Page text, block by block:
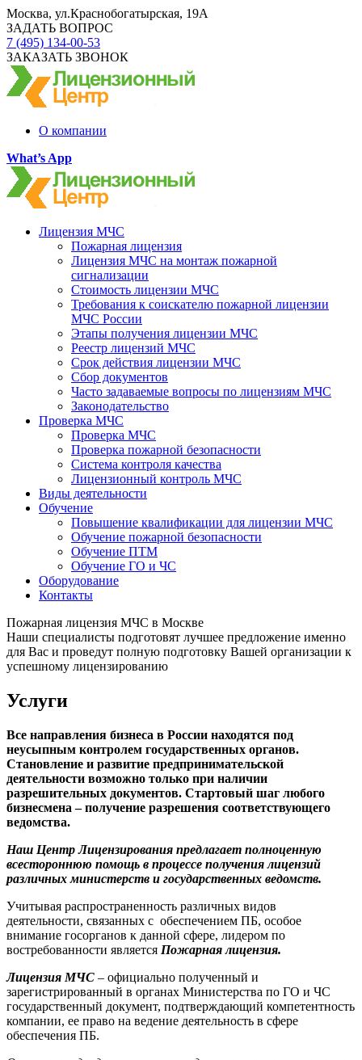
Москва, ул.Краснобогатырская, 19А
ЗАДАТЬ ВОПРОС
7 (495) 134-00-53
ЗАКАЗАТЬ ЗВОНОК
О компании
What’s App
Лицензия МЧС
Пожарная лицензия
Лицензия МЧС на монтаж пожарной
сигнализации
Стоимость лицензии МЧС
Требования к соискателю пожарной лицензии
МЧС России
Этапы получения лицензии МЧС
Реестр лицензий МЧС
Срок действия лицензии МЧС
Сбор документов
Часто задаваемые вопросы по лицензиям МЧС
Законодательство
Проверка МЧС
Проверка МЧС
Проверка пожарной безопасности
Система контроля качества
Лицензионный контроль МЧС
Виды деятельности
Обучение
Повышение квалификации для лицензии МЧС
Обучение пожарной безопасности
Обучение ПТМ
Обучение ГО и ЧС
Оборудование
Контакты
Пожарная лицензия МЧС в Москве
Наши специалисты подготовят лучшее предложение именно
для Вас и проведут полную подготовку Вашей организации к
успешному лицензированию
Услуги
Все направления бизнеса в России находятся под
неусыпным контролем государственных органов.
Становление и развитие предпринимательской
деятельности возможно только при наличии
разрешительных документов. Стартовый шаг любого
бизнесмена – получение разрешения соответствующего
ведомства.
Наш Центр Лицензирования предлагает полноценную
всестороннюю помощь в процессе получения лицензий
различных министерств и государственных ведомств.
Учитывая распространенность различных видов
деятельности, связанных с обеспечением ПБ, особое
внимание госорганов к данной сфере, лидером по
востребованности является Пожарная лицензия.
Лицензия МЧС – официально полученный и
зарегистрированный в органах Министерства по ГО и ЧС
государственный документ, подтверждающий компетентность
компании, ее право на ведение деятельность в сфере
обеспечения ПБ.